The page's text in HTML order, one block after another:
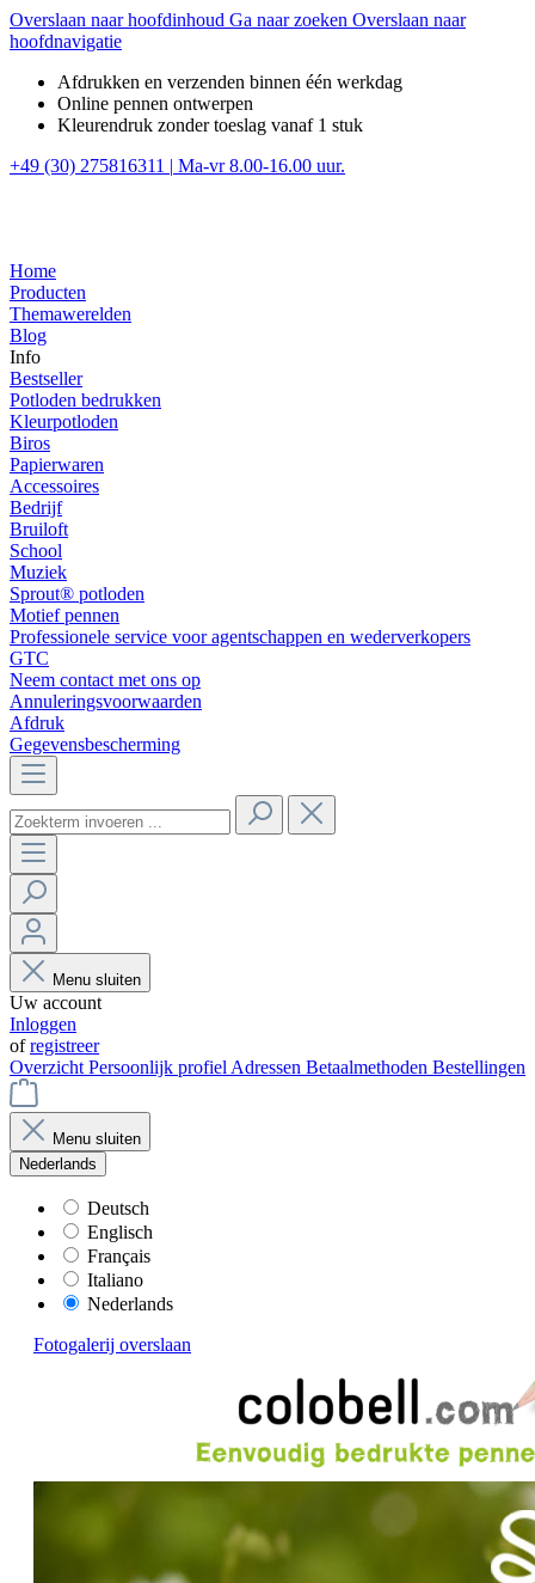
Overslaan naar hoofdinhoud Ga naar zoeken Overslaan naar
hoofdnavigatie
Afdrukken en verzenden binnen één werkdag
Online pennen ontwerpen
Kleurendruk zonder toeslag vanaf 1 stuk
+49 (30) 275816311 | Ma-vr 8.00-16.00 uur.
Home
Producten
Themawerelden
Blog
Info
Bestseller
Potloden bedrukken
Kleurpotloden
Biros
Papierwaren
Accessoires
Bedrijf
Bruiloft
School
Muziek
Sprout® potloden
Motief pennen
Professionele service voor agentschappen en wederverkopers
GTC
Neem contact met ons op
Annuleringsvoorwaarden
Afdruk
Gegevensbescherming
Menu sluiten
Uw account
Inloggen
ofregistreer
Overzicht Persoonlijk profiel Adressen Betaalmethoden Bestellingen
Menu sluiten
Nederlands
Deutsch
Englisch
Français
Italiano
Nederlands
Fotogalerij overslaan